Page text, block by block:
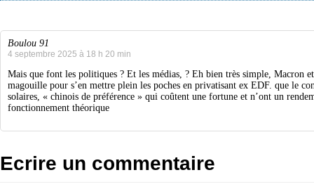
Boulou 91
4 septembre 2025 à 18 h 20 min
Mais que font les politiques ? Et les médias, ? Eh bien très simple, Macron
magouille pour s’en mettre plein les poches en privatisant ex EDF. que le
solaires, « chinois de préférence » qui coûtent une fortune et n’ont un
fonctionnement théorique
Ecrire un commentaire